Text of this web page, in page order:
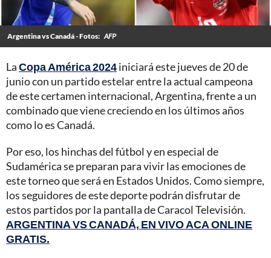
Argentina vs Canadá - Fotos: AFP
LaCopa América 2024iniciará este jueves de 20 de
junio con un partido estelar entre la actual campeona
de este certamen internacional, Argentina, frente a un
combinado que viene creciendo en los últimos años
como lo es Canadá.
Por eso, los hinchas del fútbol y en especial de
Sudamérica se preparan para vivir las emociones de
este torneo que será en Estados Unidos. Como siempre,
los seguidores de este deporte podrán disfrutar de
estos partidos por la pantalla de Caracol Televisión.
ARGENTINA VS CANADÁ, EN VIVO ACA ONLINE
GRATIS.